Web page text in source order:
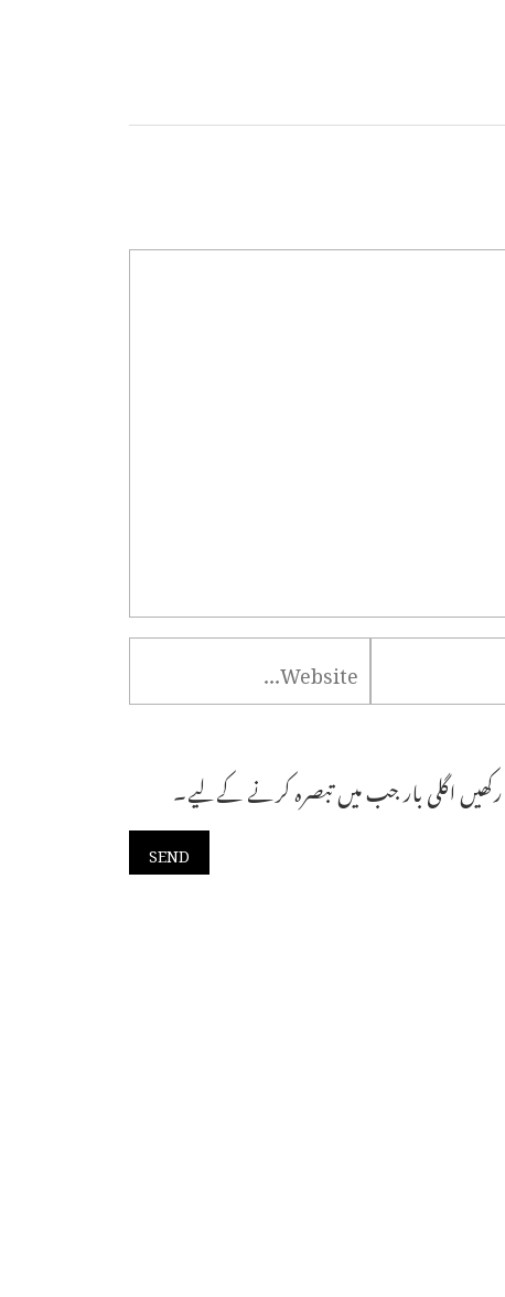
اگلی بار جب میں تبصرہ کرنے کےلیے۔